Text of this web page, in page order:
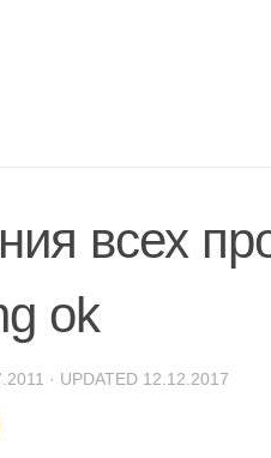
всех
ok
· UPDATED 12.12.2017